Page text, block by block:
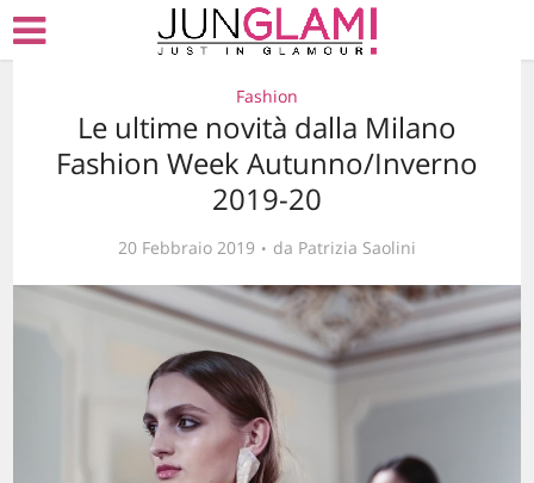
Fashion
Le ultime novità dalla Milano
Fashion Week Autunno/Inverno
2019-20
20 Febbraio 2019 da Patrizia Saolini